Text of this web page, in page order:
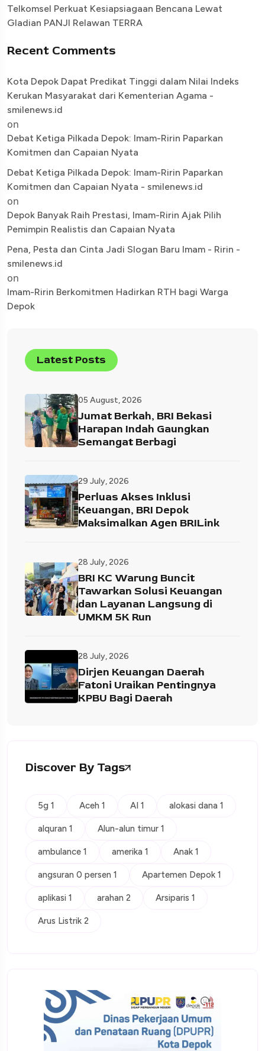
Telkomsel Perkuat Kesiapsiagaan Bencana Lewat
Gladian PANJI Relawan TERRA
Recent Comments
Kota Depok Dapat Predikat Tinggi dalam Nilai Indeks
Kerukan Masyarakat dari Kementerian Agama -
smilenews.id
on
Debat Ketiga Pilkada Depok: Imam-Ririn Paparkan
Komitmen dan Capaian Nyata
Debat Ketiga Pilkada Depok: Imam-Ririn Paparkan
Komitmen dan Capaian Nyata - smilenews.id
on
Depok Banyak Raih Prestasi, Imam-Ririn Ajak Pilih
Pemimpin Realistis dan Capaian Nyata
Pena, Pesta dan Cinta Jadi Slogan Baru Imam - Ririn -
smilenews.id
on
Imam-Ririn Berkomitmen Hadirkan RTH bagi Warga
Depok
Latest Posts
05 August, 2026
Jumat Berkah, BRI Bekasi
Harapan Indah Gaungkan
Semangat Berbagi
29 July, 2026
Perluas Akses Inklusi
Keuangan, BRI Depok
Maksimalkan Agen BRILink
28 July, 2026
BRI KC Warung Buncit
Tawarkan Solusi Keuangan
dan Layanan Langsung di
UMKM 5K Run
28 July, 2026
Dirjen Keuangan Daerah
Fatoni Uraikan Pentingnya
KPBU Bagi Daerah
Discover By Tags
5g 1 Aceh 1 AI 1 alokasi dana 1
alquran 1 Alun-alun timur 1
ambulance 1 amerika 1 Anak 1
angsuran 0 persen 1 Apartemen Depok 1
aplikasi 1 arahan 2 Arsiparis 1
Arus Listrik 2